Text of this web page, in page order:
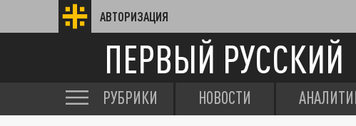
АВТОРИЗАЦИЯ
ПЕРВЫЙ РУССКИЙ
РУБРИКИ НОВОСТИ